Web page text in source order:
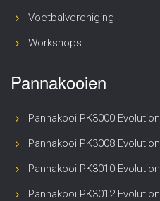
Voetbalvereniging
Workshops
Pannakooien
Pannakooi PK3000 Evolution
Pannakooi PK3008 Evolution
Pannakooi PK3010 Evolution
Pannakooi PK3012 Evolution